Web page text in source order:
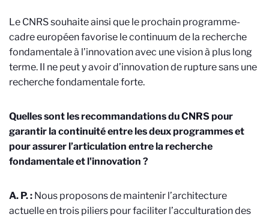
Le CNRS souhaite ainsi que le prochain programme-
cadre européen favorise le continuum de la recherche
fondamentale à l’innovation avec une vision à plus long
terme. Il ne peut y avoir d’innovation de rupture sans une
recherche fondamentale forte.
Quelles sont les recommandations du CNRS pour
garantir la continuité entre les deux programmes et
pour assurer l’articulation entre la recherche
fondamentale et l'innovation ?
A. P. : Nous proposons de maintenir l’architecture
actuelle en trois piliers pour faciliter l’acculturation des